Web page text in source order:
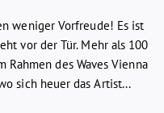
weniger Vorfreude! Es ist
vor der Tür. Mehr als 100
des Waves Vienna
sich heuer das Artist...